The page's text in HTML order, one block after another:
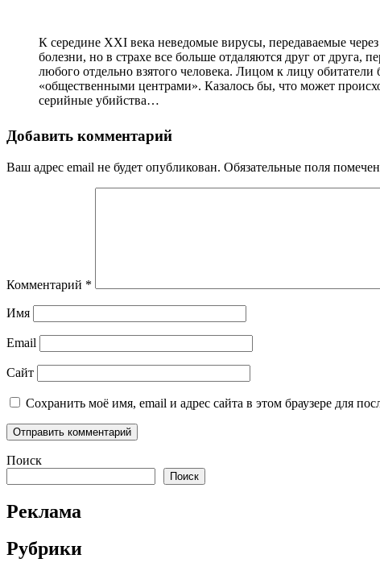
К середине XXI века неведомые вирусы, передаваемые через животные продукты, значительно проредили человечество. Люди перешли на синтетическую пищу и победили
болезни, но в страхе все больше отдаляются друг от
любого отдельно взятого человека. Лицом к лицу
«общественными центрами». Казалось бы, что может
серийные убийства…
Добавить комментарий
Ваш адрес email не будет опубликован. Обязательные поля
Комментарий *
Имя
Email
Сайт
Сохранить моё имя, email и адрес сайта в этом браузере для
Поиск
Поиск
Реклама
Рубрики